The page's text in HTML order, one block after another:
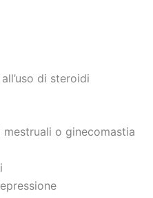
di steroidi
o ginecomastia